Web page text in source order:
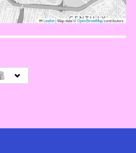
Leaflet|Map data ©OpenStreetMapcontributors